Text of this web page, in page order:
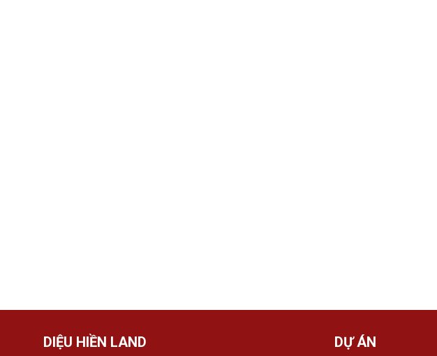
DIỆU HIỀN LAND DỰ ÁN